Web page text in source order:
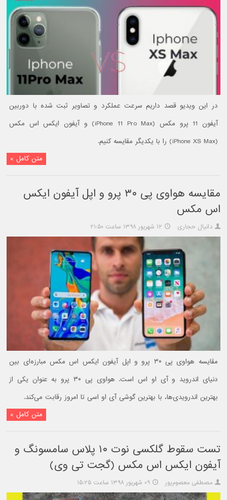
در این ویدیو قصد داریم سرعت عملکرد و تصاویر ثبت شده با دوربین
آیفون 11 پرو مکس (iPhone 11 Pro Max) و آیفون ایکس اس مکس
(iPhone XS Max) را با یکدیگر مقایسه کنیم.
متن کامل »
مقایسه هواوی پی ۳۰ پرو و اپل آیفون ایکس
اس مکس
دانیال حجاری ۱۲ شهریور ۱۳۹۸ ساعت ۲۱:۵۰
مقایسه هواوی پی ۳۰ پرو و اپل آیفون ایکس اس مکس مبارزه‌ای بین
دنیای اندروید و آی او اس است. هواوی پی ۳۰ پرو به عنوان یکی از
بهترین اندرویدی‌ها، با بهترین گوشی آی او اسی تا امروز رقابت می‌کند.
متن کامل »
تست سقوط گلکسی نوت ۱۰ پلاس سامسونگ و
آیفون ایکس اس مکس (گجت تی وی)
مصطفی معصوم‌پور ۰۹ شهریور ۱۳۹۸ ساعت ۱۵:۲۵